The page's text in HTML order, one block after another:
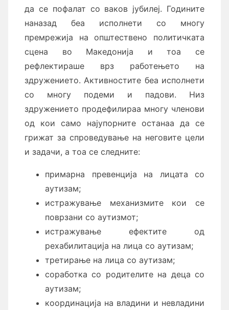
да се пофалат со ваков јубилеј. Годините
наназад беа исполнети со многу
премрежија на општествено политичката
сцена во Македонија и тоа се
рефлектираше врз работењето на
здружението. Активностите беа исполнети
со многу подеми и падови. Низ
здружението продефилираа многу членови
од кои само најупорните останаа да се
грижат за спроведување на неговите цели
и задачи, а тоа се следните:
примарна превенција на лицата со
аутизам;
истражување механизмите кои се
поврзани со аутизмот;
истражување ефектите од
рехабилитација на лица со аутизам;
третирање на лица со аутизам;
соработка со родителите на деца со
аутизам;
координација на владини и невладини